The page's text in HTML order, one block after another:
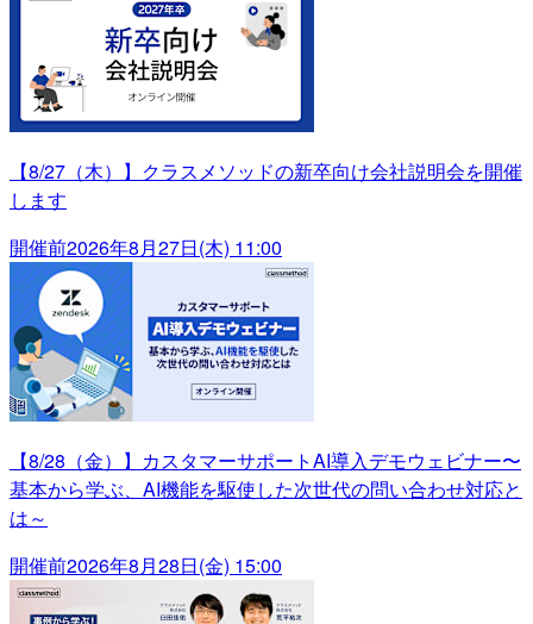
【8/27（木）】クラスメソッドの新卒向け会社説明会を開催
します
開催前2026年8月27日(木) 11:00
【8/28（金）】カスタマーサポートAI導入デモウェビナー〜
基本から学ぶ、AI機能を駆使した次世代の問い合わせ対応と
は～
開催前2026年8月28日(金) 15:00